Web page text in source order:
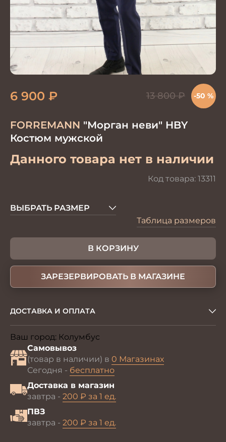
FORREMANN "Морган неви" HBY
Костюм мужской
Данного товара нет в наличии
Код товара: 13311
6 900 ₽ 13 800₽ -50 %
ВЫБРАТЬ РАЗМЕР
Таблица размеров
В КОРЗИНУ
ЗАРЕЗЕРВИРОВАТЬ В МАГАЗИНЕ
ДОСТАВКА И ОПЛАТА
Ваш город: Колумбус
Самовывоз
(товар в наличии) в 0 Магазинах
Сегодня - бесплатно
Доставка в магазин
завтра - 200 ₽ за 1 ед.
ПВЗ
завтра - 200 ₽ за 1 ед.